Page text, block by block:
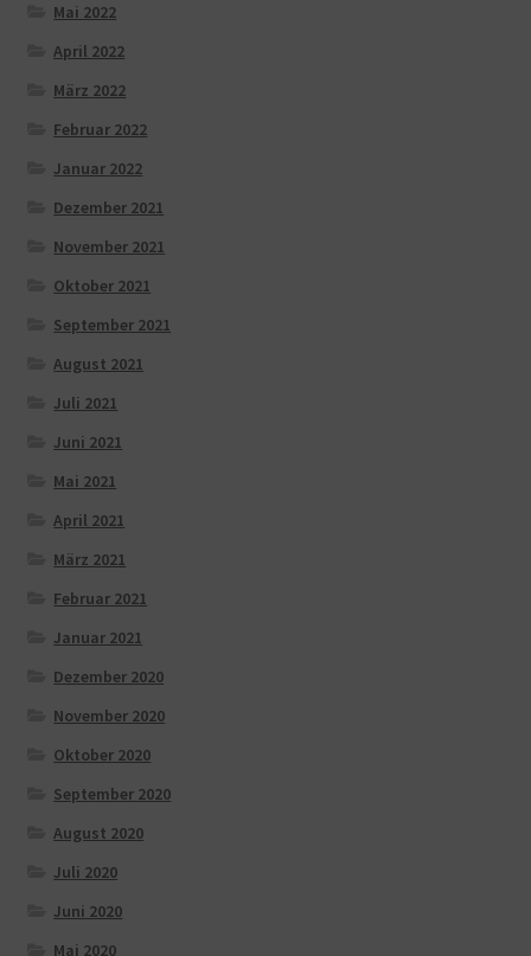
Mai 2022
April 2022
März 2022
Februar 2022
Januar 2022
Dezember 2021
November 2021
Oktober 2021
September 2021
August 2021
Juli 2021
Juni 2021
Mai 2021
April 2021
März 2021
Februar 2021
Januar 2021
Dezember 2020
November 2020
Oktober 2020
September 2020
August 2020
Juli 2020
Juni 2020
Mai 2020